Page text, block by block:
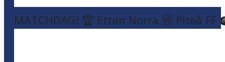
MATCHDAG! 🏆 Ettan Norra 🆚 Piteå FF